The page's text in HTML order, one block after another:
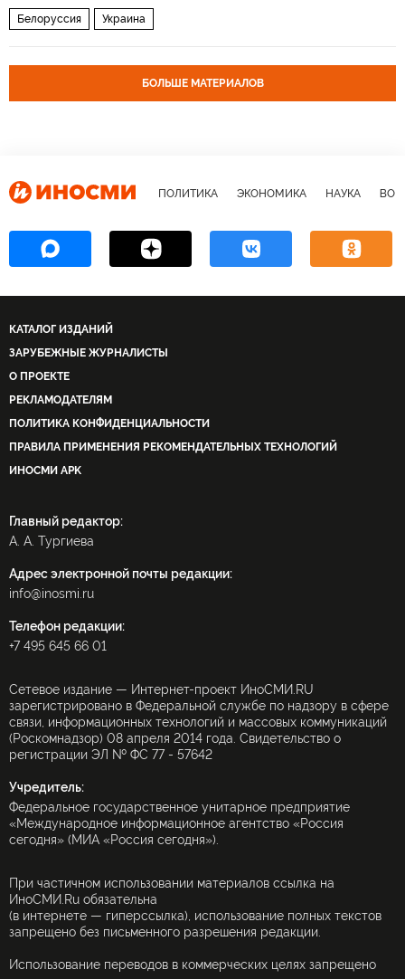
Белоруссия Украина
БОЛЬШЕ МАТЕРИАЛОВ
ПОЛИТИКА ЭКОНОМИКА НАУКА
КАТАЛОГ ИЗДАНИЙ
ЗАРУБЕЖНЫЕ ЖУРНАЛИСТЫ
О ПРОЕКТЕ
РЕКЛАМОДАТЕЛЯМ
ПОЛИТИКА КОНФИДЕНЦИАЛЬНОСТИ
ПРАВИЛА ПРИМЕНЕНИЯ РЕКОМЕНДАТЕЛЬНЫХ ТЕХНОЛОГИЙ
ИНОСМИ APK
Главный редактор:
А. А. Тургиева
Адрес электронной почты редакции:
info@inosmi.ru
Телефон редакции:
+7 495 645 66 01
Сетевое издание — Интернет-проект ИноСМИ.RU
зарегистрировано в Федеральной службе по надзору в сфере
связи, информационных технологий и массовых коммуникаций
(Роскомнадзор) 08 апреля 2014 года. Свидетельство о
регистрации ЭЛ № ФС 77 - 57642
Учредитель:
Федеральное государственное унитарное предприятие
«Международное информационное агентство «Россия
сегодня» (МИА «Россия сегодня»).
При частичном использовании материалов ссылка на
ИноСМИ.Ru обязательна
(в интернете — гиперссылка), использование полных текстов
запрещено без письменного разрешения редакции.
Использование переводов в коммерческих целях запрещено